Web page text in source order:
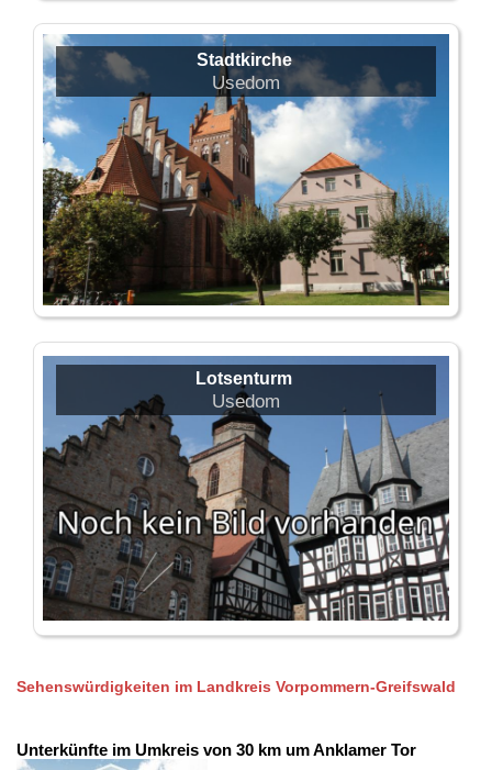
Stadtkirche
Usedom
Lotsenturm
Usedom
Sehenswürdigkeiten im Landkreis Vorpommern-Greifswald
Unterkünfte im Umkreis von 30 km um Anklamer Tor